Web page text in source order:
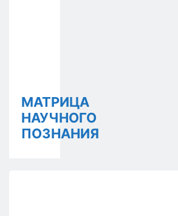
МАТРИЦА
НАУЧНОГО
ПОЗНАНИЯ